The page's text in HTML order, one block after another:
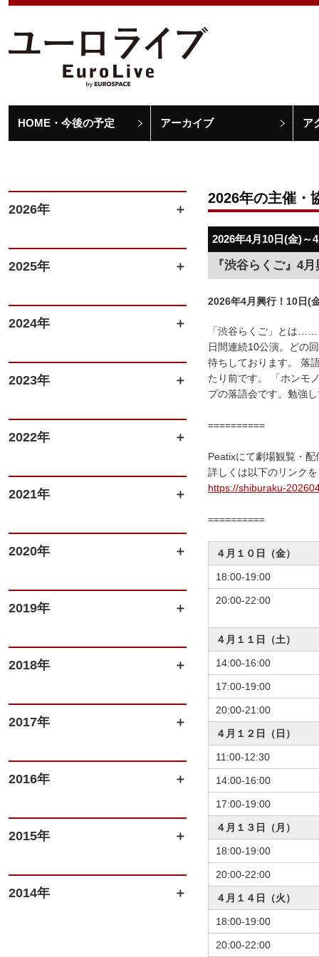
HOME・今後の予定 アーカイブ ア
2026年
2025年
2024年
2023年
2022年
2021年
2020年
2019年
2018年
2017年
2016年
2015年
2014年
2026年の主催・
2026年4月10日(金)～
『渋谷らくご』4
2026年4月興行！10日(
「渋谷らくご」とは
日間連続10公演。どの
待ちしております。 落
たり前です。 「ホンモ
プの落語会です。勉強
==========
Peatixにて劇場観覧・
詳しくは以下のリンク
https://shiburaku-
==========
４月１０日（金）
18:00-19:00
20:00-22:00
４月１１日（土）
14:00-16:00
17:00-19:00
20:00-21:00
４月１２日（日）
11:00-12:30
14:00-16:00
17:00-19:00
４月１３日（月）
18:00-19:00
20:00-22:00
４月１４日（火）
18:00-19:00
20:00-22:00